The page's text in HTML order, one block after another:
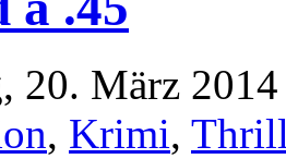
20. März
, Krimi,